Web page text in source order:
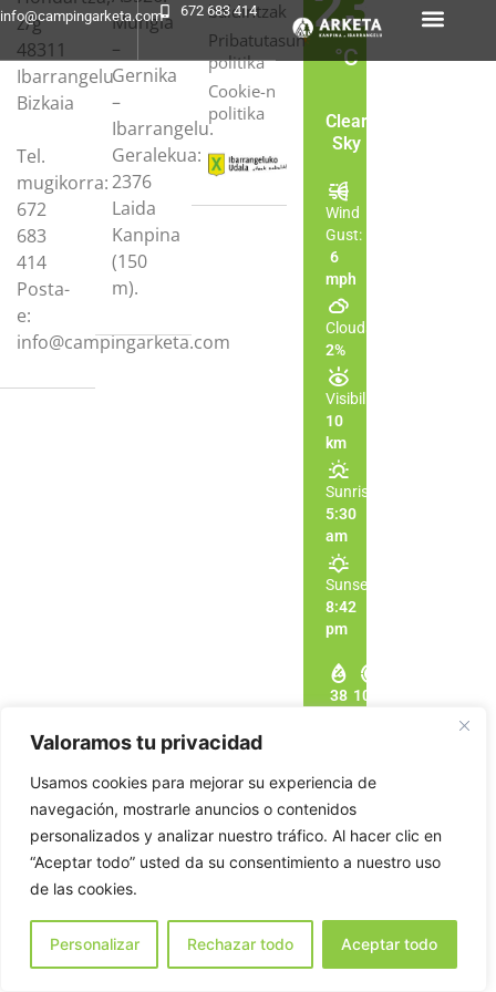
Valoramos tu privacidad
Usamos cookies para mejorar su experiencia de
navegación, mostrarle anuncios o contenidos
personalizados y analizar nuestro tráfico. Al hacer clic en
“Aceptar todo” usted da su consentimiento a nuestro uso
de las cookies.
Personalizar Rechazar todo Aceptar todo
info@campingarketa.com 672 683 414
z/g
48311
Ibarrangelu
Bizkaia
Tel.
mugikorra:
672
683
414
Posta-
e:
info@campingarketa.com
Mungia
–
Gernika
–
Ibarrangelu.
Geralekua:
2376
Laida
Kanpina
(150
m).
baldintzak
Pribatutasun
politika
Cookie-n
politika
°C
Clear
Sky
38 1015
Wind
Gust:
6
mph
Clouds:
2%
Visibility:
10
km
Sunrise:
5:30
am
Sunset:
8:42
pm